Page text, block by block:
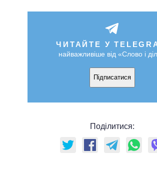
ЧИТАЙТЕ У
найважливіше від «Слово і
Підписатися
Поділитися: